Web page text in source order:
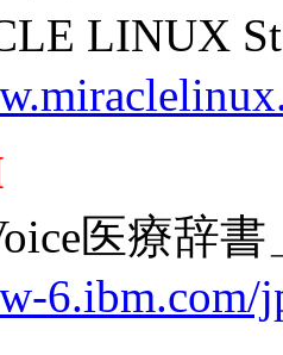
LINUX
医療辞
6.ibm.com/